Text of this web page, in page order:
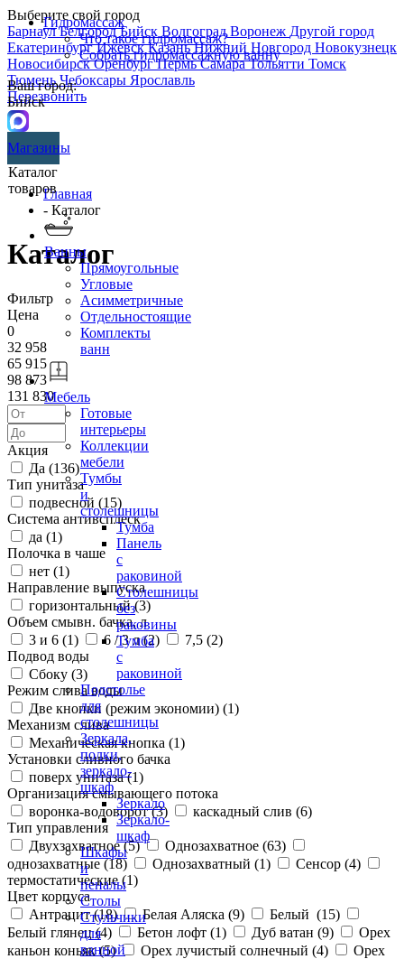
Выберите свой город
БарнаулБелгородБийск ВолгоградВоронеж Другой город
ЕкатеринбургИжевскКазаньНижний Новгород Новокузнецк
НовосибирскОренбургПермьСамараТольятти Томск
ТюменьЧебоксары Ярославль
Перезвонить
Гидромассаж
Что такое гидромассаж?
Собрать гидромассажную ванну
Ваш город:
Бийск
Магазины
Каталог
товаров
Ванны
Прямоугольные
Угловые
Асимметричные
Отдельностоящие
Комплекты
ванн
Мебель
Готовые
интерьеры
Коллекции
мебели
Тумбы
и
столешницы
Тумба
Панель
с
раковиной
Столешницы
без
раковины
Тумба
с
раковиной
Подстолье
для
столешницы
Зеркала,
полки,
зеркало-
шкаф
Зеркало
Зеркало-
шкаф
Шкафы
и
пеналы
Столы
Стульчики
для
ванной
Главная
- Каталог
Каталог
Фильтр
Цена
0
32 958
65 915
98 873
131 830
Акция
Да (136)
Тип унитаза
подвесной (15)
Система антивсплеск
да (1)
Полочка в чаше
нет (1)
Направление выпуска
горизонтальный (3)
Объем смывн. бачка, л
3 и 6 (1) 6 / 3 л (2) 7,5 (2)
Подвод воды
Сбоку (3)
Режим слива воды
Две кнопки (режим экономии) (1)
Механизм слива
Механическая кнопка (1)
Установки сливного бачка
поверх унитаза (1)
Организация смывающего потока
воронка-водоворот (3) каскадный слив (6)
Тип управления
Двухзахватное (5) Однозахватное (63)
однозахватные (18) Однозахватный (1) Сенсор (4)
термостатические (1)
Цвет корпуса
Антрацит (18) Белая Аляска (9) Белый (15)
Белый глянец (4) Бетон лофт (1) Дуб ватан (9)
Орех
каньон коньяк (5) Орех лучистый солнечный (4)
Орех